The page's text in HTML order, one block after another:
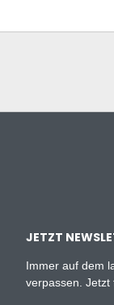
JETZT
Immer auf dem
verpassen. Jetzt